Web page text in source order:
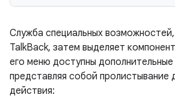
Служба специальных
TalkBack, затем выделяет
его меню доступны
представляя собой пролистывание
действия: